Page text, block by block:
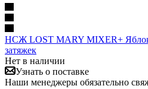
НСЖ LOST MARY MIXER+
затяжек
Нет в наличии
Узнать о поставке
Наши менеджеры обязательно